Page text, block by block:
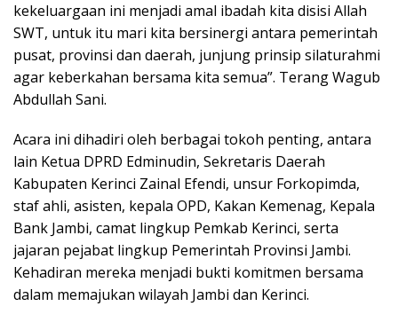
kekeluargaan ini menjadi amal ibadah kita disisi Allah
SWT, untuk itu mari kita bersinergi antara pemerintah
pusat, provinsi dan daerah, junjung prinsip silaturahmi
agar keberkahan bersama kita semua”. Terang Wagub
Abdullah Sani.
Acara ini dihadiri oleh berbagai tokoh penting, antara
lain Ketua DPRD Edminudin, Sekretaris Daerah
Kabupaten Kerinci Zainal Efendi, unsur Forkopimda,
staf ahli, asisten, kepala OPD, Kakan Kemenag, Kepala
Bank Jambi, camat lingkup Pemkab Kerinci, serta
jajaran pejabat lingkup Pemerintah Provinsi Jambi.
Kehadiran mereka menjadi bukti komitmen bersama
dalam memajukan wilayah Jambi dan Kerinci.